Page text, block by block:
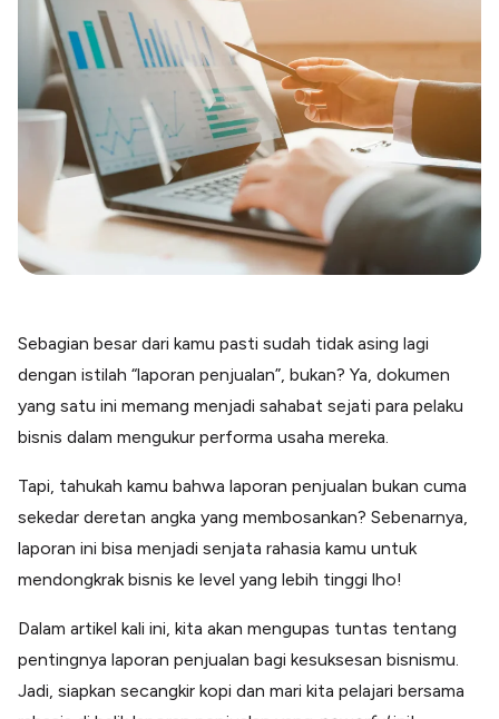
Paper XB
Bayar luar negeri pakai kartu kredit
Kartu Kredit Bisnis
Paper Card
Satu kartu untuk bisnis & personal
Paper Horizon
Kartu korporat expense terlengkap
Konstruksi
Kelola Pembayaran Termin Proyek
Health & Beauty
Lainnya
Integrasi sistem bisnis dengan API
Software Akuntansi
Integrasi Accurate
Integrasi Paper dengan Accurate
Kumpulan tips dan informasi bisnis
Sebagian besar dari kamu pasti sudah tidak asing lagi
dengan istilah “laporan penjualan”, bukan? Ya, dokumen
yang satu ini memang menjadi sahabat sejati para pelaku
bisnis dalam mengukur performa usaha mereka.
Tapi, tahukah kamu bahwa laporan penjualan bukan cuma
sekedar deretan angka yang membosankan? Sebenarnya,
laporan ini bisa menjadi senjata rahasia kamu untuk
mendongkrak bisnis ke level yang lebih tinggi lho!
Dalam artikel kali ini, kita akan mengupas tuntas tentang
pentingnya laporan penjualan bagi kesuksesan bisnismu.
Jadi, siapkan secangkir kopi dan mari kita pelajari bersama